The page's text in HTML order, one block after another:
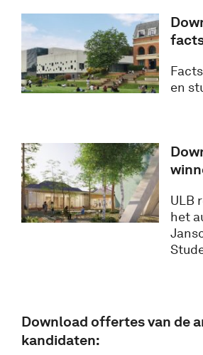
en
ULB
het
Download offertes van de
kandidaten: